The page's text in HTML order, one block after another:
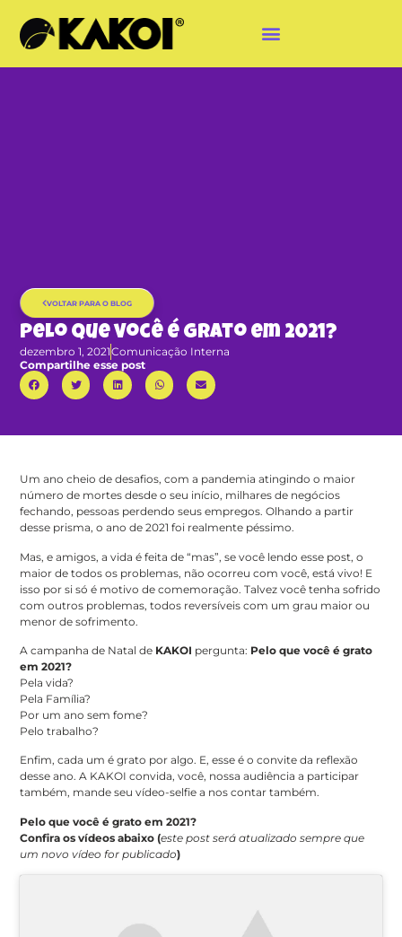
VOLTAR PARA O BLOG
Pelo que você é grato em 2021?
dezembro 1, 2021Comunicação Interna
Compartilhe esse post
Um ano cheio de desafios, com a pandemia atingindo o maior
número de mortes desde o seu início, milhares de negócios
fechando, pessoas perdendo seus empregos. Olhando a partir
desse prisma, o ano de 2021 foi realmente péssimo.
Mas, e amigos, a vida é feita de “mas”, se você lendo esse post, o
maior de todos os problemas, não ocorreu com você, está vivo! E
isso por si só é motivo de comemoração. Talvez você tenha sofrido
com outros problemas, todos reversíveis com um grau maior ou
menor de sofrimento.
A campanha de Natal de KAKOI pergunta: Pelo que você é grato
em 2021?
Pela vida?
Pela Família?
Por um ano sem fome?
Pelo trabalho?
Enfim, cada um é grato por algo. E, esse é o convite da reflexão
desse ano. A KAKOI convida, você, nossa audiência a participar
também, mande seu vídeo-selfie a nos contar também.
Pelo que você é grato em 2021?
Confira os vídeos abaixo (este post será atualizado sempre que
um novo vídeo for publicado)